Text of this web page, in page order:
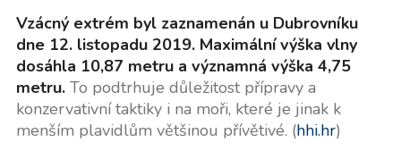
Vzácný extrém byl zaznamenán u Dubrovníku
dne 12. listopadu 2019. Maximální výška vlny
dosáhla 10,87 metru a významná výška 4,75
metru.To podtrhuje důležitost přípravy a
konzervativní taktiky i na moři, které je jinak k
menším plavidlům většinou přívětivé. (hhi.hr)